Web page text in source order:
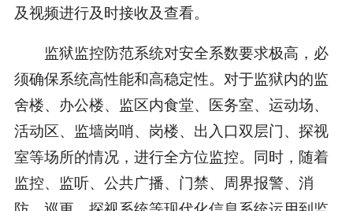
及视频进行及时接收及查看。
监狱监控防范系统对安全系数要求极高，必
须确保系统高性能和高稳定性。对于监狱内的监
舍楼、办公楼、监区内食堂、医务室、运动场、
活动区、监墙岗哨、岗楼、出入口双层门、探视
室等场所的情况，进行全方位监控。同时，随着
监控、监听、公共广播、门禁、周界报警、消